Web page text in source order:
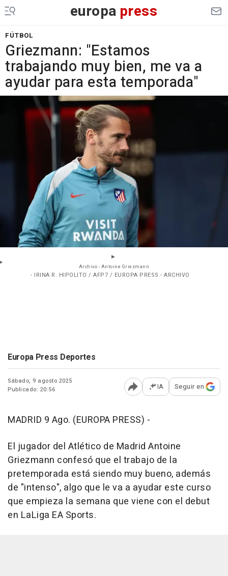
europa press
FÚTBOL
Griezmann: "Estamos
trabajando muy bien, me va a
ayudar para esta temporada"
Archivo - Antoine Griezmann
- IRINA R. HIPOLITO / AFP7 / EUROPA PRESS - ARCHIVO
Europa Press Deportes
Sábado, 9 agosto 2025
Publicado: 20:56
Abrir opciones para
IA Seguir en
MADRID 9 Ago. (EUROPA PRESS) -
El jugador del Atlético de Madrid Antoine
Griezmann confesó que el trabajo de la
pretemporada está siendo muy bueno, además
de "intenso", algo que le va a ayudar este curso
que empieza la semana que viene con el debut
en LaLiga EA Sports.